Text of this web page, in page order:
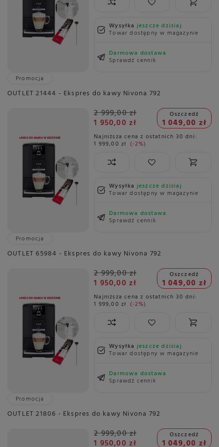
Wysyłkajeszcze dzisiaj
Towar dostępny w magazynie
Darmowa dostawa
Sprawdź cennik
Promocja
OUTLET 21444 - Ekspres do kawy Nivona 792
2 999,00 zł
1 950,00 zł
Oszczedź
1 049,00 zł
Najniższa cena z ostatnich 30 dni:
1 999,00 zł -2%
Wysyłkajeszcze dzisiaj
Towar dostępny w magazynie
Darmowa dostawa
Sprawdź cennik
Promocja
OUTLET 65984 - Ekspres do kawy Nivona 792
2 999,00 zł
1 950,00 zł
Oszczedź
1 049,00 zł
Najniższa cena z ostatnich 30 dni:
1 999,00 zł -2%
Wysyłkajeszcze dzisiaj
Towar dostępny w magazynie
Darmowa dostawa
Sprawdź cennik
Promocja
OUTLET 21806 - Ekspres do kawy Nivona 792
2 999,00 zł
1 950,00 zł
Oszczedź
1 049,00 zł